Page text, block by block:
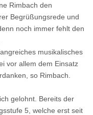
Rimbach den
Begrüßungsrede und
noch immer fehlt den
musikalisches
vor allem dem Einsatz
so Rimbach.
gelohnt. Bereits der
5, welche erst seit